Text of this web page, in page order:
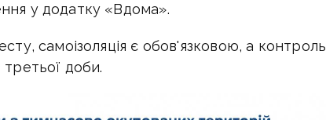
у додатку «Вдома».
самоізоляція є обов'язковою, а контроль
доби.